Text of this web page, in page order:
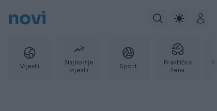
novi
Vijesti
Najnovije
vijesti
Sport
Praktična
žena